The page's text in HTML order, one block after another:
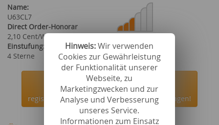
Hinweis:Wir verwenden
Cookies zur Gewährleistung
der Funktionalität unserer
Webseite, zu
Marketingzwecken und zur
Analyse und Verbesserung
unseres Service.
Informationen zum Einsatz
Name:
U63CL7
Direct Order-Honorar
2,10 Cent/Wort
Einstufung:
4 Sterne
Jetzt kostenlos bei content.de
registrieren und die Autorin U63CL7 beauftragen!